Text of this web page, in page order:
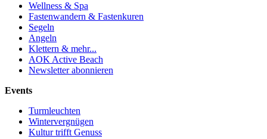
Wellness & Spa
Fastenwandern & Fastenkuren
Segeln
Angeln
Klettern & mehr...
AOK Active Beach
Newsletter abonnieren
Events
Turmleuchten
Wintervergnügen
Kultur trifft Genuss